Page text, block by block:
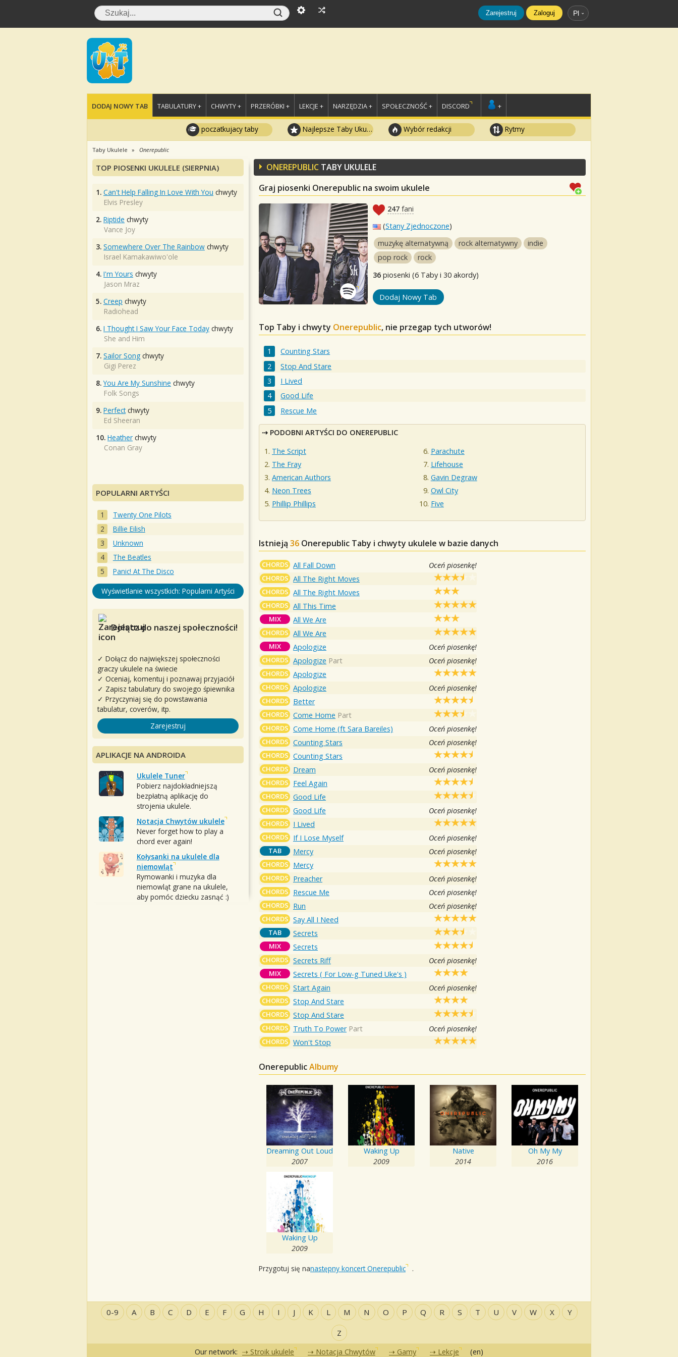
Zarejestruj Zaloguj Pl
DODAJ NOWY TAB TABULATURY + CHWYTY + PRZERÓBKI + LEKCJE + NARZĘDZIA + SPOŁECZNOŚĆ + DISCORD +
poczatkujacy taby Najlepsze Taby Ukulele Wybór redakcji Rytmy
Taby Ukulele Onerepublic
ONEREPUBLIC TABY UKULELE
Graj piosenki Onerepublic na swoim ukulele
247 fani
(Stany Zjednoczone)
muzykę alternatywną
rock alternatywny
indie
pop rock
rock
36 piosenki (6 Taby i 30 akordy)
Dodaj Nowy Tab
Top Taby i chwyty Onerepublic, nie przegap tych utworów!
Counting Stars
Stop And Stare
I Lived
Good Life
Rescue Me
PODOBNI ARTYŚCI DO ONEREPUBLIC
The Script
The Fray
American Authors
Neon Trees
Phillip Phillips
Parachute
Lifehouse
Gavin Degraw
Owl City
Five
Istnieją 36 Onerepublic Taby i chwyty ukulele w bazie danych
CHORDS All Fall Down Oceń piosenkę!
CHORDS All The Right Moves
CHORDS All The Right Moves
CHORDS All This Time
MIX All We Are
CHORDS All We Are
MIX Apologize Oceń piosenkę!
CHORDS Apologize Part Oceń piosenkę!
CHORDS Apologize
CHORDS Apologize Oceń piosenkę!
CHORDS Better
CHORDS Come Home Part
CHORDS Come Home (ft Sara Bareiles) Oceń piosenkę!
CHORDS Counting Stars Oceń piosenkę!
CHORDS Counting Stars
CHORDS Dream Oceń piosenkę!
CHORDS Feel Again
CHORDS Good Life
CHORDS Good Life Oceń piosenkę!
CHORDS I Lived
CHORDS If I Lose Myself Oceń piosenkę!
TAB Mercy Oceń piosenkę!
CHORDS Mercy
CHORDS Preacher Oceń piosenkę!
CHORDS Rescue Me Oceń piosenkę!
CHORDS Run Oceń piosenkę!
CHORDS Say All I Need
TAB Secrets
MIX Secrets
CHORDS Secrets Riff Oceń piosenkę!
MIX Secrets ( For Low-g Tuned Uke's )
CHORDS Start Again Oceń piosenkę!
CHORDS Stop And Stare
CHORDS Stop And Stare
CHORDS Truth To Power Part Oceń piosenkę!
CHORDS Won't Stop
OnerepublicAlbumy
Dreaming Out Loud
2007
Waking Up
2009
Native
2014
Oh My My
2016
Waking Up
2009
Przygotuj się nanastępny koncert Onerepublic .
TOP PIOSENKI UKULELE (SIERPNIA)
1. Can't Help Falling In Love With You chwyty
Elvis Presley
2. Riptide chwyty
Vance Joy
3. Somewhere Over The Rainbow chwyty
Israel Kamakawiwo'ole
4. I'm Yours chwyty
Jason Mraz
5. Creep chwyty
Radiohead
6. I Thought I Saw Your Face Today chwyty
She and Him
7. Sailor Song chwyty
Gigi Perez
8. You Are My Sunshine chwyty
Folk Songs
9. Perfectchwyty
Ed Sheeran
10. Heather chwyty
Conan Gray
POPULARNI ARTYŚCI
Twenty One Pilots
Billie Eilish
Unknown
The Beatles
Panic! At The Disco
Wyświetlanie wszystkich: Popularni Artyści
Dołącz do naszej społeczności!
✓ Dołącz do największej społeczności
graczy ukulele na świecie
✓ Oceniaj, komentuj i poznawaj przyjaciół
✓ Zapisz tabulatury do swojego śpiewnika
✓ Przyczyniaj się do powstawania
tabulatur, coverów, itp.
Zarejestruj
APLIKACJE NA ANDROIDA
Ukulele Tuner
Pobierz najdokładniejszą
bezpłatną aplikację do
strojenia ukulele.
Notacja Chwytów ukulele
Never forget how to play a
chord ever again!
Kołysanki na ukulele dla
niemowląt
Rymowanki i muzyka dla
niemowląt grane na ukulele,
aby pomóc dziecku zasnąć :)
0-9 A B C D E F G H I J K L M N O P Q R S T U V W X Y
Z
Our network: Stroik ukulele Notacja Chwytów Gamy Lekcje (en)